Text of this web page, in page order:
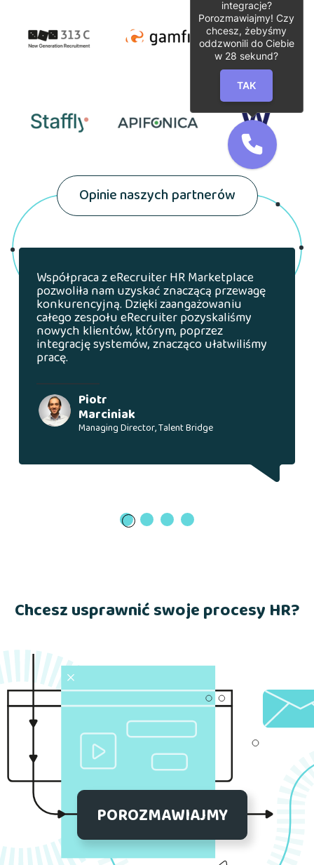
Opinie naszych partnerów
Współpraca z eRecruiter HR Marketplace
pozwoliła nam uzyskać znaczącą przewagę
konkurencyjną. Dzięki zaangażowaniu
całego zespołu eRecruiter pozyskaliśmy
nowych klientów, którym, poprzez
integrację systemów, znacząco ułatwiliśmy
pracę.
Piotr
Marciniak
Managing Director, Talent Bridge
Chcesz usprawnić swoje procesy HR?
POROZMAWIAJMY
integracje?
Porozmawiajmy! Czy
chcesz, żebyśmy
oddzwonili do Ciebie
w 28 sekund?
TAK